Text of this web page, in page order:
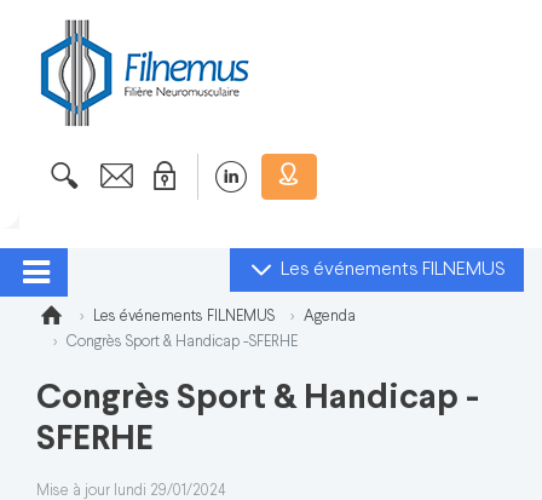
Les événements FILNEMUS
Les événements FILNEMUS
Agenda
Congrès Sport & Handicap -SFERHE
Congrès Sport & Handicap -
SFERHE
Mise à jour lundi 29/01/2024